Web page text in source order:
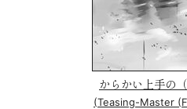
からかい上手の
(Teasing-Master